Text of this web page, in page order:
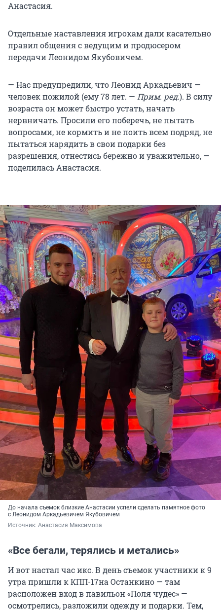
Анастасия.
Отдельные наставления игрокам дали касательно
правил общения с ведущим и продюсером
передачи Леонидом Якубовичем.
— Нас предупредили, что Леонид Аркадьевич —
человек пожилой (ему 78 лет. — Прим. ред.). В силу
возраста он может быстро устать, начать
нервничать. Просили его поберечь, не пытать
вопросами, не кормить и не поить всем подряд, не
пытаться нарядить в свои подарки без
разрешения, отнестись бережно и уважительно, —
поделилась Анастасия.
До начала съемок близкие Анастасии успели сделать памятное фото
с Леонидом Аркадьевичем Якубовичем
Источник: Анастасия Максимова
«Все бегали, терялись и метались»
И вот настал час икс. В день съемок участники к 9
утра пришли к КПП-17на Останкино — там
расположен вход в павильон «Поля чудес» —
осмотрелись, разложили одежду и подарки. Тем,